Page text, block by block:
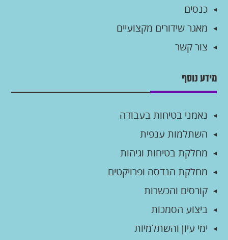
כנסים
מאגר שידורים מקצועיים
צור קשר
מידע נוסף
נאמני בטיחות בעבודה
השתלמות ענפית
מחלקת בטיחות וגיהות
מחלקת הנדסה ופרויקטים
קורסים והכשרות
ביצוע הסמכות
ימי עיון והשתלמיות